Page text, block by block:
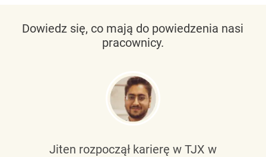
Dowiedz się, co mają do powiedzenia nasi
pracownicy.
Jiten rozpoczął karierę w TJX w